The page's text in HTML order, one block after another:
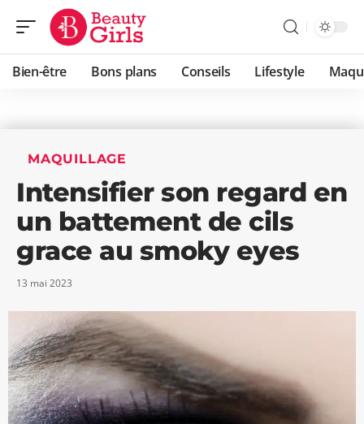
Bien-être Bons plans Conseils Lifestyle
MAQUILLAGE
Intensifier son regard en
un battement de cils
grace au smoky eyes
13 mai 2023